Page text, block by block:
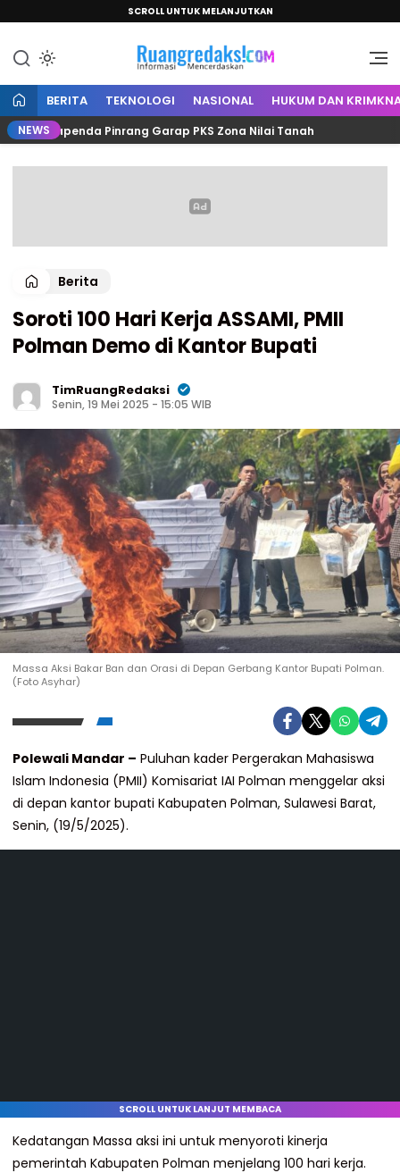
SCROLL UNTUK MELANJUTKAN
Ruang Redaksi
Informasi Mencerdaskan
BERITA TEKNOLOGI NASIONAL HUKUM DAN
NEWS Pinrang Garap PKS Zona Nilai Tanah
Berita
Soroti 100 Hari Kerja ASSAMI, PMII
Polman Demo di Kantor Bupati
TimRuangRedaksi
Senin, 19 Mei 2025 - 15:05 WIB
Massa Aksi Bakar Ban dan Orasi di Depan Gerbang Kantor Bupati Polman.
(Foto Asyhar)
Polewali Mandar – Puluhan kader Pergerakan Mahasiswa
Islam Indonesia (PMII) Komisariat IAI Polman menggelar aksi
di depan kantor bupati Kabupaten Polman, Sulawesi Barat,
Senin, (19/5/2025).
SCROLL UNTUK LANJUT MEMBACA
Kedatangan Massa aksi ini untuk menyoroti kinerja
pemerintah Kabupaten Polman menjelang 100 hari kerja.